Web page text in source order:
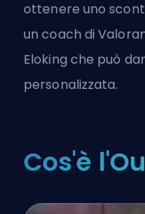
ottenere uno
un coach di
Eloking che può
personalizzata.
Cos'è